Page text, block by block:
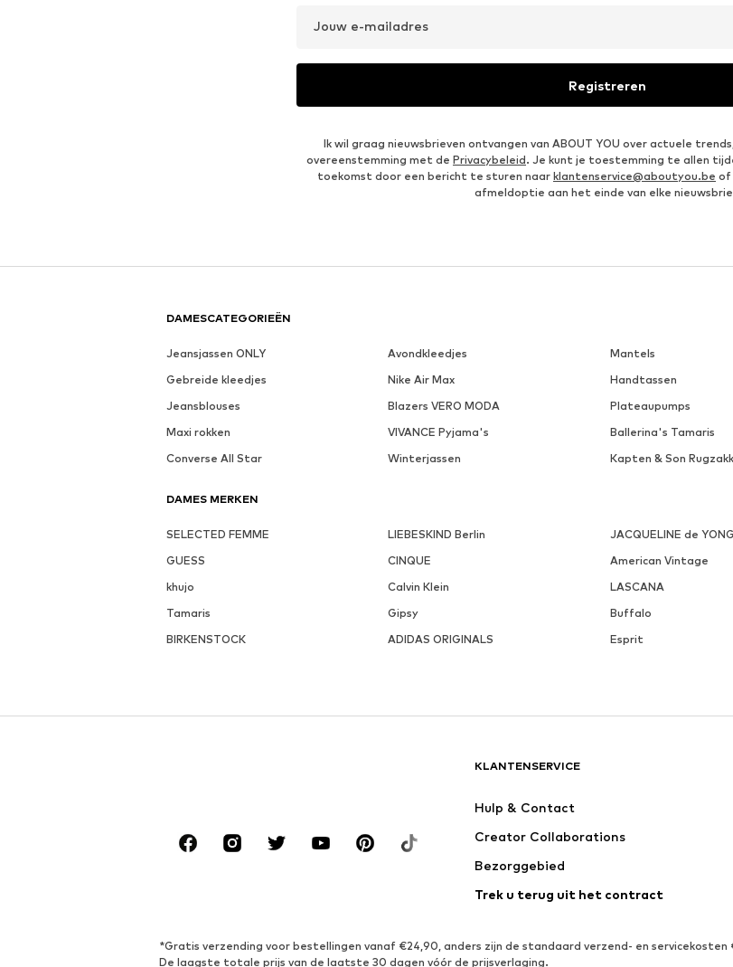
Jouw e-mailadres
Registreren
Ik wil graag nieuwsbrieven ontvangen van ABOUT YOU over actuele
overeenstemming met de Privacybeleid. Je kunt je toestemming te allen
toekomst door een bericht te sturen naar klantenservice@aboutyou.be of
afmeldoptie aan het einde van elke
DAMESCATEGORIEËN
Jeansjassen ONLY Avondkleedjes Mantels
Gebreide kleedjes
Nike Air Max Handtassen
Jeansblouses
Blazers VERO MODA Plateaupumps
Maxi rokken
VIVANCE Pyjama's Ballerina's Tamaris
Converse All Star
Winterjassen Kapten & Son
DAMES MERKEN
SELECTED FEMME LIEBESKIND Berlin JACQUELINE de YONG
GUESS
CINQUE American Vintage
khujo
Calvin Klein LASCANA
Tamaris
Gipsy Buffalo
BIRKENSTOCK
ADIDAS ORIGINALS Esprit
KLANTENSERVICE
Hulp & Contact
Creator Collaborations
Bezorggebied
Trek u terug uit het contract
*Gratis verzending voor bestellingen vanaf €24,90, anders zijn de standaard verzend- en servicekosten
De laagste totale prijs van de laatste 30 dagen vóór de prijsverlaging.